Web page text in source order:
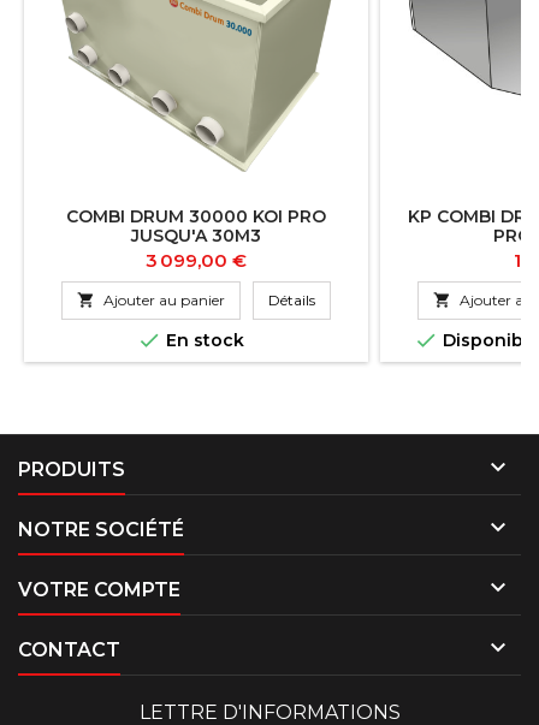
COMBI DRUM 30000 KOI PRO
JUSQU'A 30M3
Prix
3 099,00 €
 Ajouter au panier Détails
 En stock
KP COMBI
 Ajouter au

PRODUITS 
NOTRE SOCIÉTÉ 
VOTRE COMPTE 
CONTACT 
LETTRE D'INFORMATIONS